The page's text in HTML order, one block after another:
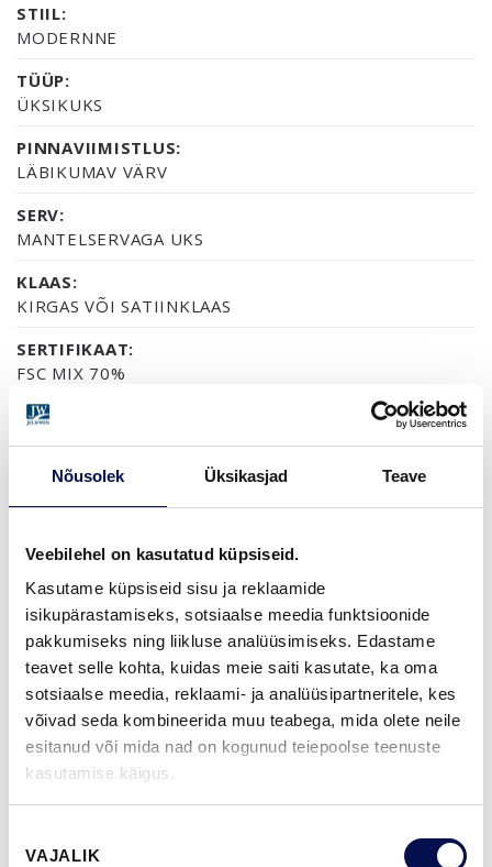
Nõusolek Üksikasjad Teave
Veebilehel on kasutatud küpsiseid.
Kasutame küpsiseid sisu ja reklaamide
isikupärastamiseks, sotsiaalse meedia funktsioonide
pakkumiseks ning liikluse analüüsimiseks. Edastame
teavet selle kohta, kuidas meie saiti kasutate, ka oma
sotsiaalse meedia, reklaami- ja analüüsipartneritele, kes
võivad seda kombineerida muu teabega, mida olete neile
esitanud või mida nad on kogunud teiepoolse teenuste
kasutamise käigus.
valik
VAJALIK
STIIL:
MODERNNE
TÜÜP:
ÜKSIKUKS
PINNAVIIMISTLUS:
LÄBIKUMAV VÄRV
SERV:
MANTELSERVAGA UKS
KLAAS:
KIRGAS VÕI SATIINKLAAS
SERTIFIKAAT:
FSC MIX 70%
GARANTII:
MÕÕDUD
LEIA EDASIMÜÜJA